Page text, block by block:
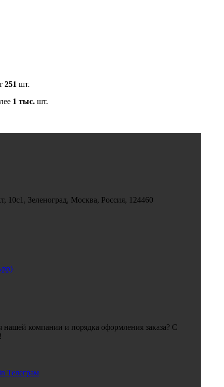
251 шт.
1 тыс. шт.
10с1, Зеленоград, Москва, Россия, 124460
компании и порядка оформления заказа? С
Телеграм